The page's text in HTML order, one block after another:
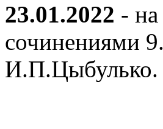
23.01.2022 - на
сочинениями
И.П.Цыбулько.